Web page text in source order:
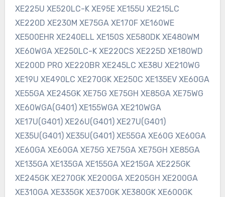
XE225U XE520LC-K XE95E XE155U XE215LC
XE220D XE230M XE75GA XE170F XE160WE
XE500EHR XE240ELL XE150S XE580DK XE480WM
XE60WGA XE250LC-K XE220CS XE225D XE180WD
XE200D PRO XE220BR XE245LC XE38U XE210WG
XE19U XE490LC XE270GK XE250C XE135EV XE60GA
XE55GA XE245GK XE75G XE75GH XE85GA XE75WG
XE60WGA(G401) XE155WGA XE210WGA
XE17U(G401) XE26U(G401) XE27U(G401)
XE35U(G401) XE35U(G401) XE55GA XE60G XE60GA
XE60GA XE60GA XE75G XE75GA XE75GH XE85GA
XE135GA XE135GA XE155GA XE215GA XE225GK
XE245GK XE270GK XE200GA XE205GH XE200GA
XE310GA XE335GK XE370GK XE380GK XE600GK